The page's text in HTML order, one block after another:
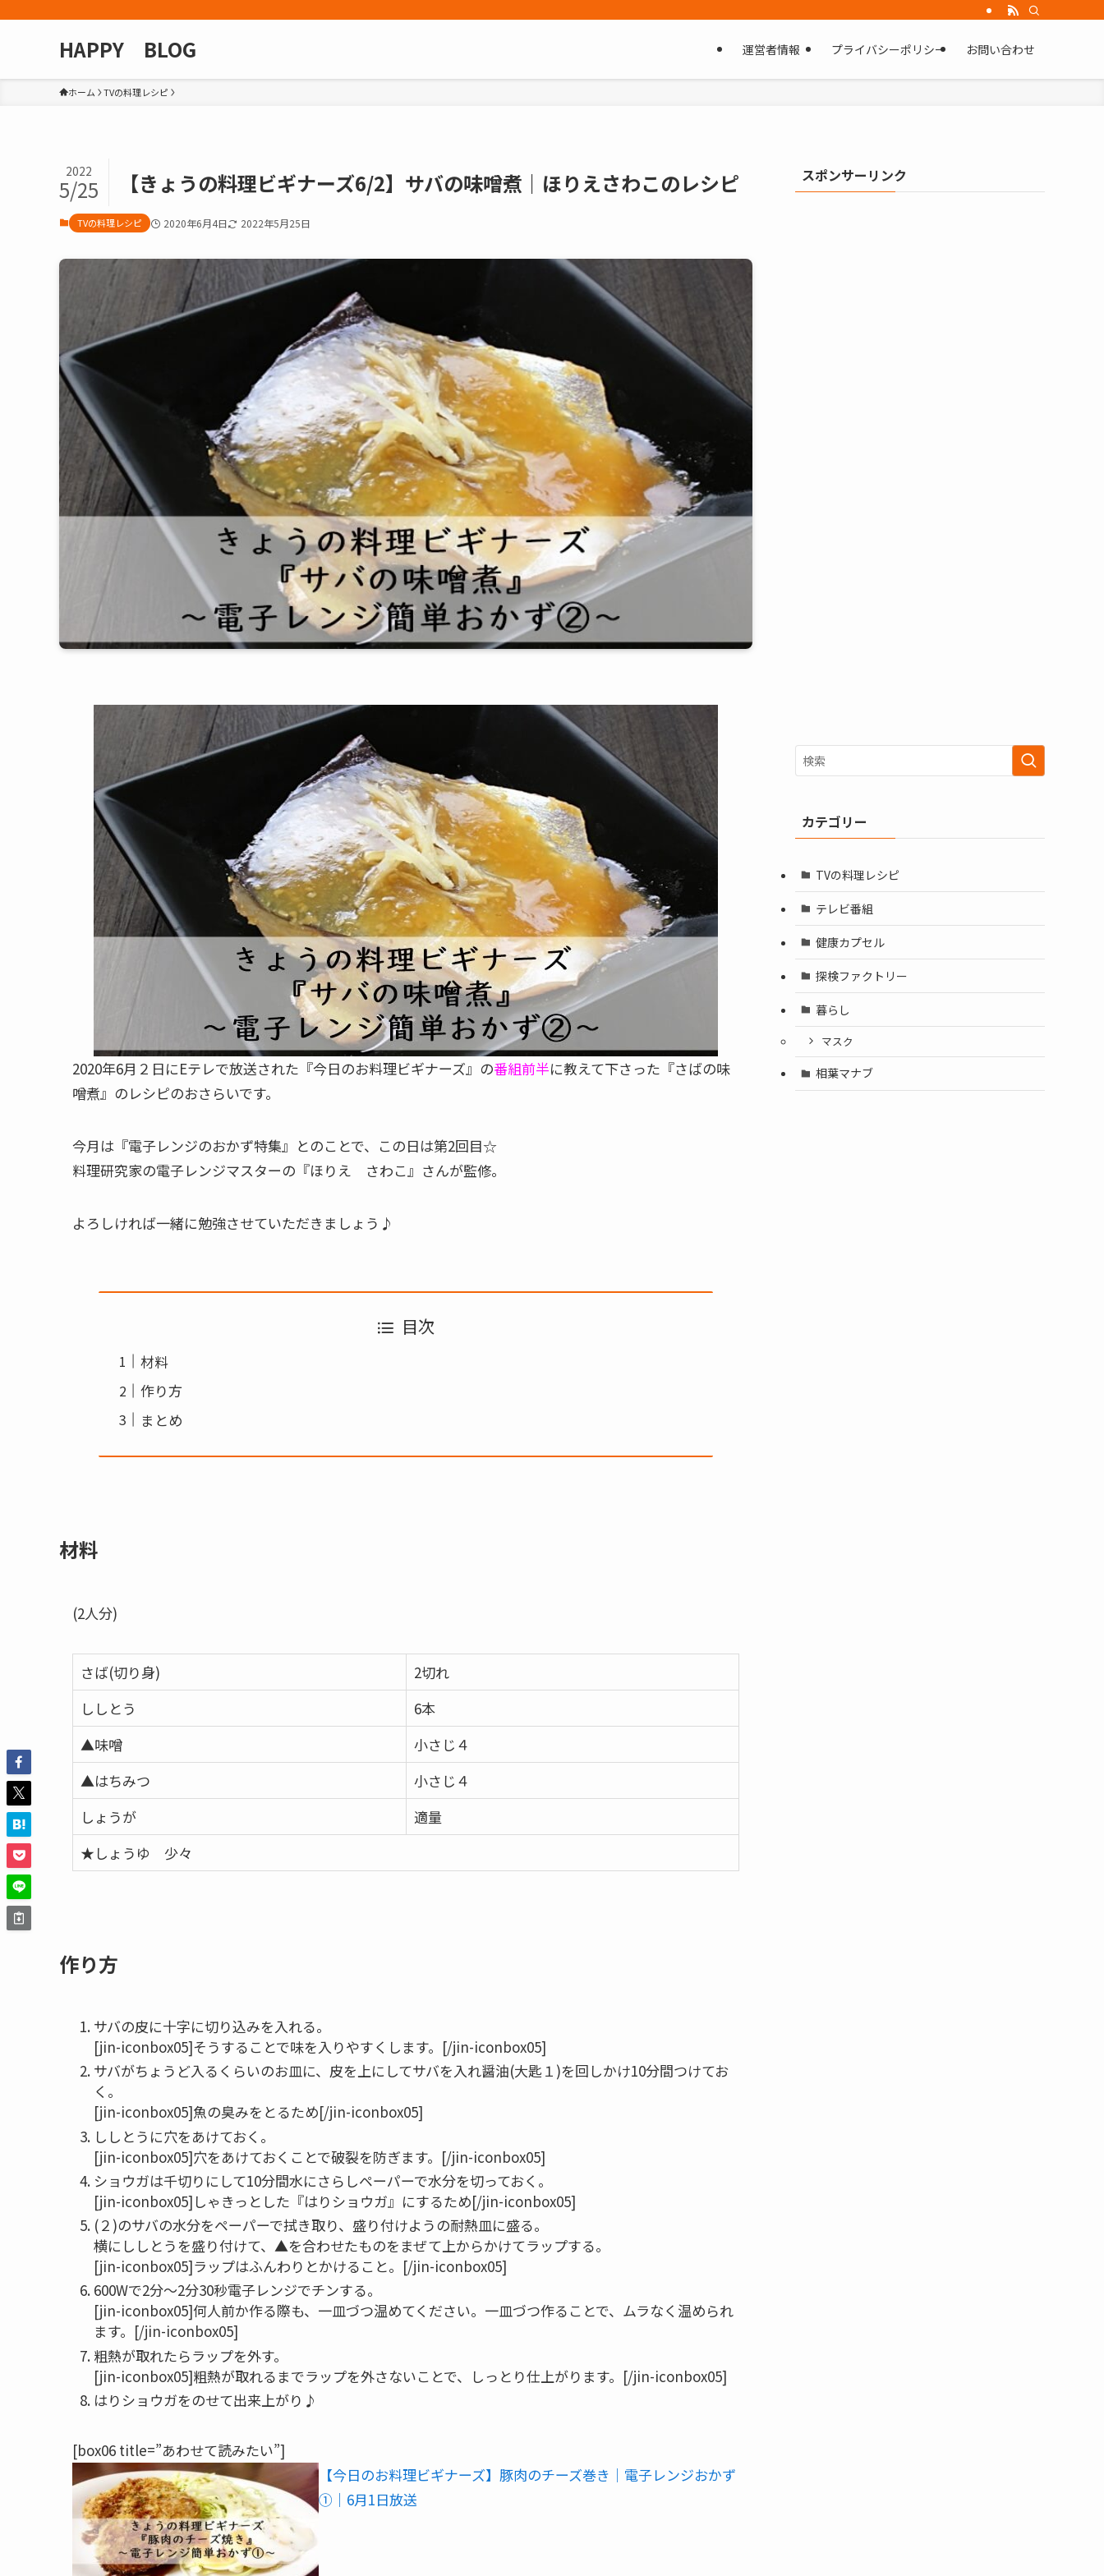
HAPPY BLOG 運営者情報 プライバシーポリシー お問い合わせ
ホーム TVの料理レシピ
【きょうの料理ビギナーズ6/2】サバの味噌煮｜ほりえさわこのレシピ
2022
5/25
TVの料理レシピ 2020年6月4日 2022年5月25日
2020年6月２日にEテレで放送された『今日のお料理ビギナーズ』の番組前半に教えて下さった『さばの味
噌煮』のレシピのおさらいです。
今月は『電子レンジのおかず特集』とのことで、この日は第2回目☆
料理研究家の電子レンジマスターの『ほりえ さわこ』さんが監修。
よろしければ一緒に勉強させていただきましょう♪
目次
材料
作り方
まとめ
材料
(2人分)
さば(切り身)
2切れ
ししとう
6本
▲味噌
小さじ４
▲はちみつ
小さじ４
しょうが
適量
★しょうゆ 少々
作り方
サバの皮に十字に切り込みを入れる。
[jin-iconbox05]そうすることで味を入りやすくします。[/jin-iconbox05]
サバがちょうど入るくらいのお皿に、皮を上にしてサバを入れ醤油(大匙１)を回しかけ10分間つけてお
く。
[jin-iconbox05]魚の臭みをとるため[/jin-iconbox05]
ししとうに穴をあけておく。
[jin-iconbox05]穴をあけておくことで破裂を防ぎます。[/jin-iconbox05]
ショウガは千切りにして10分間水にさらしペーパーで水分を切っておく。
[jin-iconbox05]しゃきっとした『はりショウガ』にするため[/jin-iconbox05]
(２)のサバの水分をペーパーで拭き取り、盛り付けようの耐熱皿に盛る。
横にししとうを盛り付けて、▲を合わせたものをまぜて上からかけてラップする。
[jin-iconbox05]ラップはふんわりとかけること。[/jin-iconbox05]
600Wで2分～2分30秒電子レンジでチンする。
[jin-iconbox05]何人前か作る際も、一皿づつ温めてください。一皿づつ作ることで、ムラなく温められ
ます。[/jin-iconbox05]
粗熱が取れたらラップを外す。
[jin-iconbox05]粗熱が取れるまでラップを外さないことで、しっとり仕上がります。[/jin-iconbox05]
はりショウガをのせて出来上がり♪
[box06 title=”あわせて読みたい”]
【今日のお料理ビギナーズ】豚肉のチーズ巻き｜電子レンジおかず
①｜6月1日放送
スポンサーリンク
カテゴリー
TVの料理レシピ
テレビ番組
健康カプセル
探検ファクトリー
暮らし
マスク
相葉マナブ